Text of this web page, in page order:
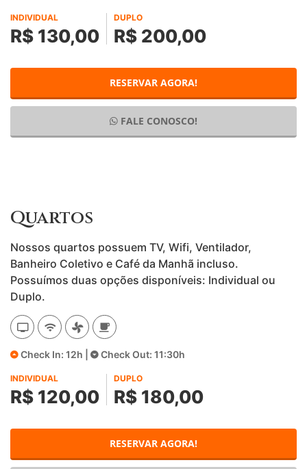
INDIVIDUAL
R$ 130,00
DUPLO
R$ 200,00
RESERVAR AGORA!
FALE CONOSCO!
Quartos
Nossos quartos possuem TV, Wifi, Ventilador,
Banheiro Coletivo e Café da Manhã incluso.
Possuímos duas opções disponíveis: Individual ou
Duplo.
Check In: 12h | Check Out: 11:30h
INDIVIDUAL
R$ 120,00
DUPLO
R$ 180,00
RESERVAR AGORA!